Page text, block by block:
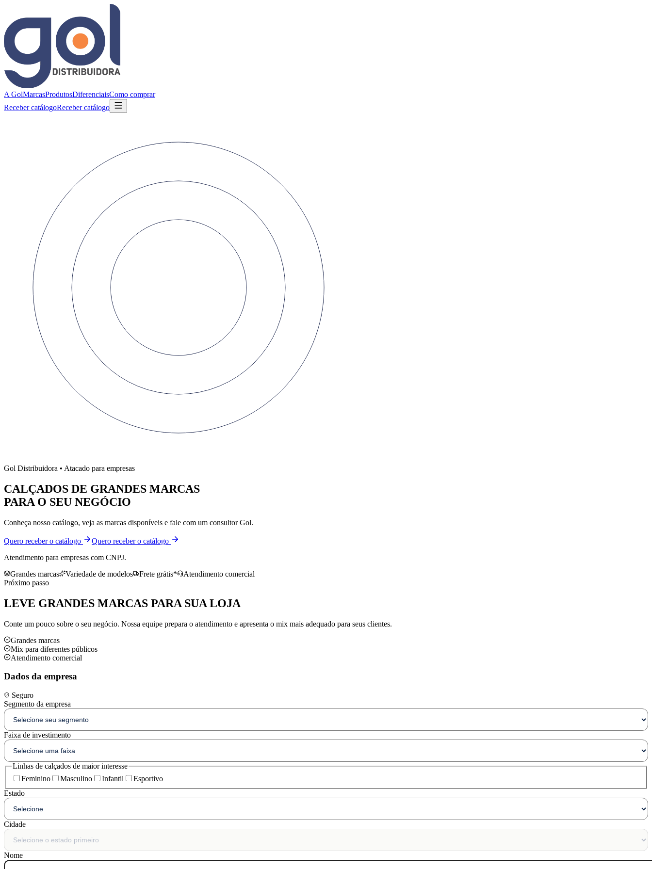
A GolMarcasProdutosDiferenciaisComo comprar
Receber catálogoReceber catálogo
Gol Distribuidora • Atacado para empresas
CALÇADOS DE GRANDES MARCAS
PARA O SEU NEGÓCIO
Conheça nosso catálogo, veja as marcas disponíveis e fale com um consultor Gol.
Quero receber o catálogo
Quero receber o catálogo
Atendimento para empresas com CNPJ.
Grandes marcas
Variedade de modelos Frete grátis*
Atendimento comercial
Próximo passo
LEVE GRANDES MARCAS PARA SUA LOJA
Conte um pouco sobre o seu negócio. Nossa equipe prepara o atendimento e apresenta o mix mais adequado para seus clientes.
Grandes marcas
Mix para diferentes públicos
Atendimento comercial
Dados da empresa
Seguro
Segmento da empresa
Faixa de investimento
Linhas de calçados de maior interesse
Feminino
Masculino Infantil
Esportivo
Estado
Cidade
Nome